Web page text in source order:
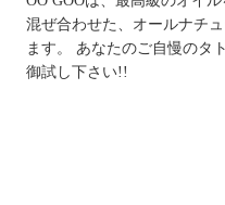
混ぜ合わせた、オールナチ
ます。 あなたのご自慢のタ
御試し下さい!!